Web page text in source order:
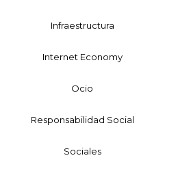
Infraestructura
Internet Economy
Ocio
Responsabilidad Social
Sociales